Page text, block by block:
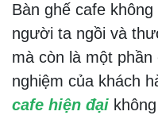
Bàn ghế cafe
người ta ngồi và
mà còn là một
nghiệm của khách
cafe hiện đại